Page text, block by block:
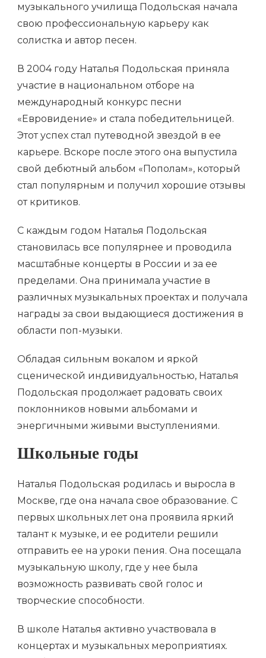
музыкального училища Подольская начала
свою профессиональную карьеру как
солистка и автор песен.
В 2004 году Наталья Подольская приняла
участие в национальном отборе на
международный конкурс песни
«Евровидение» и стала победительницей.
Этот успех стал путеводной звездой в ее
карьере. Вскоре после этого она выпустила
свой дебютный альбом «Пополам», который
стал популярным и получил хорошие отзывы
от критиков.
С каждым годом Наталья Подольская
становилась все популярнее и проводила
масштабные концерты в России и за ее
пределами. Она принимала участие в
различных музыкальных проектах и получала
награды за свои выдающиеся достижения в
области поп-музыки.
Обладая сильным вокалом и яркой
сценической индивидуальностью, Наталья
Подольская продолжает радовать своих
поклонников новыми альбомами и
энергичными живыми выступлениями.
Школьные годы
Наталья Подольская родилась и выросла в
Москве, где она начала свое образование. С
первых школьных лет она проявила яркий
талант к музыке, и ее родители решили
отправить ее на уроки пения. Она посещала
музыкальную школу, где у нее была
возможность развивать свой голос и
творческие способности.
В школе Наталья активно участвовала в
концертах и музыкальных мероприятиях.